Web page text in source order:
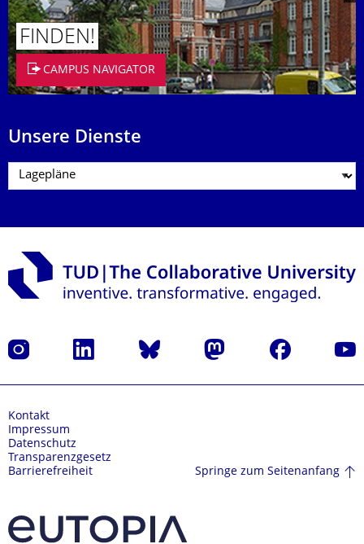
FINDEN!
CAMPUS NAVIGATOR
Unsere Dienste
Instagram LinkedIn Bluesky Mastodon Facebook
Kontakt
Impressum
Datenschutz
Transparenzgesetz
Barrierefreiheit
Springe zum Seitenanfang